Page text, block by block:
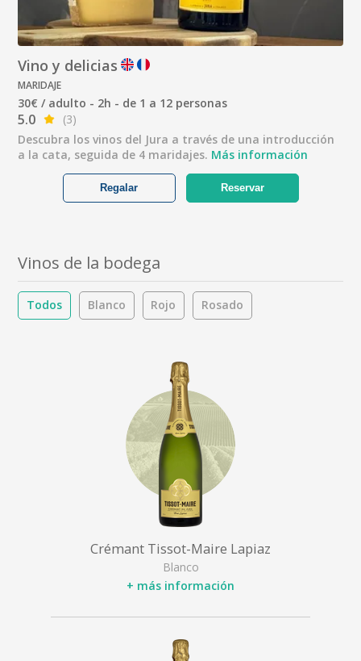
Vino y delicias
MARIDAJE
30€ / adulto - 2h - de 1 a 12 personas
5.0
(3)
Descubra los vinos del Jura a través de una introducción
a la cata, seguida de 4 maridajes. Más información
Reservar
Regalar
Vinos de la bodega
Todos Blanco Rojo Rosado
Crémant Tissot-Maire Lapiaz
Blanco
+ más información